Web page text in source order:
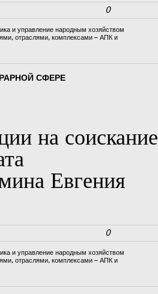
0
и управление народным хозяйством
отраслями, комплексами – АПК и
СФЕРЕ
на соискание
Евгения
0
и управление народным хозяйством
отраслями, комплексами – АПК и